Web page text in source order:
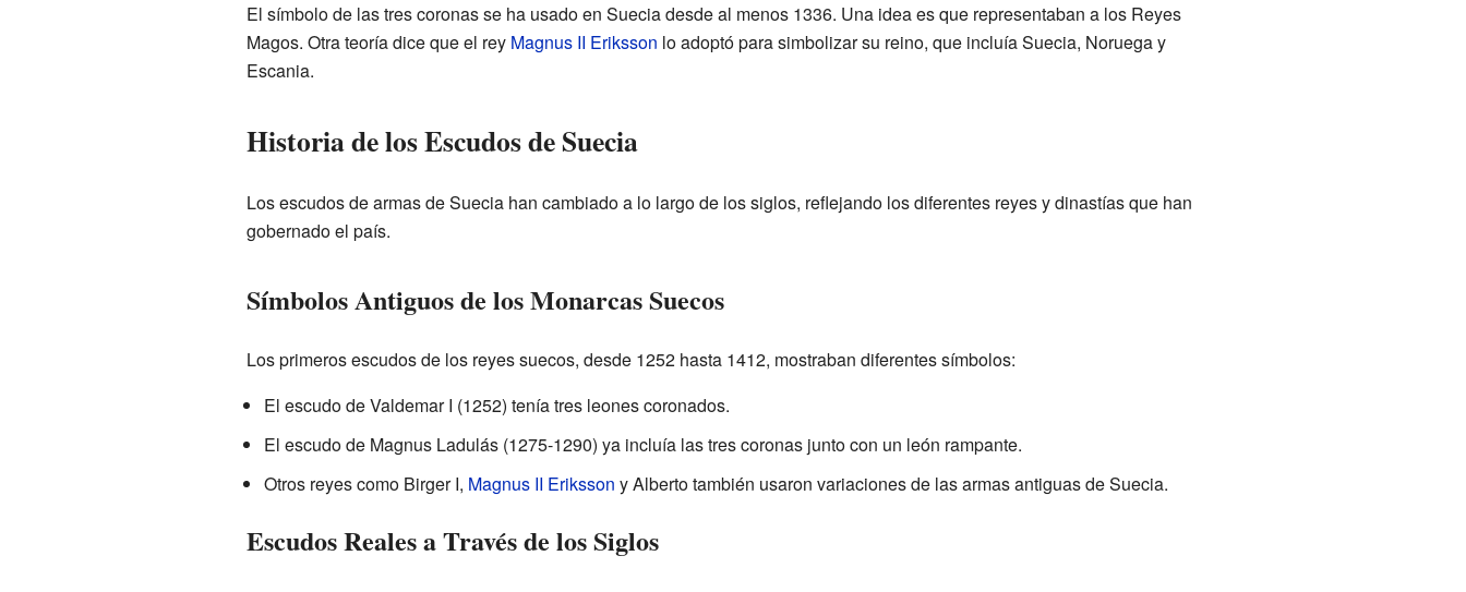
El símbolo de las tres coronas se ha usado en Suecia desde al menos 1336. Una idea es que representaban a los Reyes
Magos. Otra teoría dice que el rey Magnus II Eriksson lo adoptó para simbolizar su reino, que incluía Suecia, Noruega y
Escania.
Historia de los Escudos de Suecia
Los escudos de armas de Suecia han cambiado a lo largo de los siglos, reflejando los diferentes reyes y dinastías que han
gobernado el país.
Símbolos Antiguos de los Monarcas Suecos
Los primeros escudos de los reyes suecos, desde 1252 hasta 1412, mostraban diferentes símbolos:
El escudo de Valdemar I (1252) tenía tres leones coronados.
El escudo de Magnus Ladulás (1275-1290) ya incluía las tres coronas junto con un león rampante.
Otros reyes como Birger I, Magnus II Eriksson y Alberto también usaron variaciones de las armas antiguas de Suecia.
Escudos Reales a Través de los Siglos